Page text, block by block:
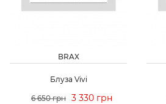
BRAX
Блуза Vivi
6 650 грн 3 330 грн